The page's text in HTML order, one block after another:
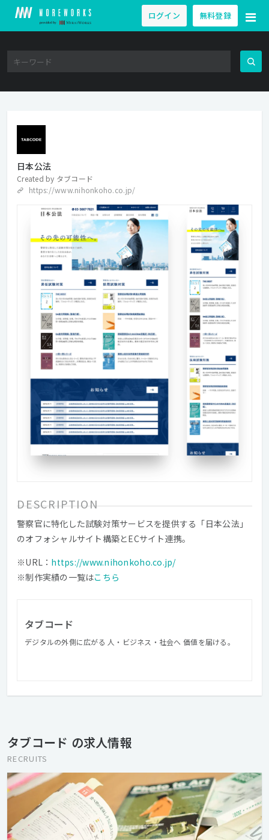
ログイン 無料登録
日本公法
Created by タブコード
https://www.nihonkoho.co.jp/
DESCRIPTION
警察官に特化した試験対策サービスを提供する「日本公法」
のオフォシャルサイト構築とECサイト連携。
※URL： https://www.nihonkoho.co.jp/
※制作実績の一覧はこちら
タブコード
デジタルの外側に広がる 人・ビジネス・社会へ 価値を届ける。
タブコード の求人情報
RECRUITS